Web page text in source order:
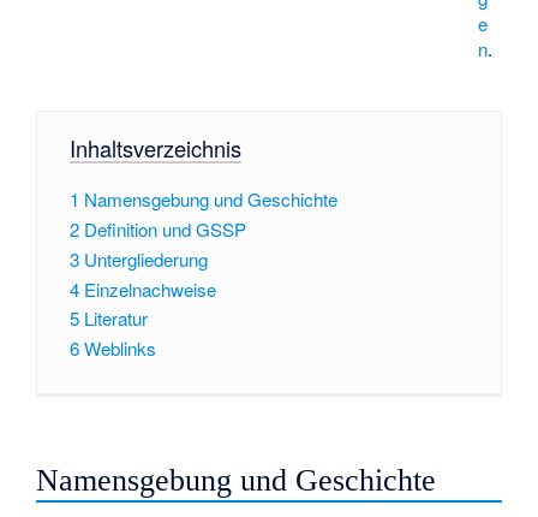
e
n.
Inhaltsverzeichnis
1 Namensgebung und Geschichte
2 Definition und GSSP
3 Untergliederung
4 Einzelnachweise
5 Literatur
6Weblinks
Namensgebung und Geschichte